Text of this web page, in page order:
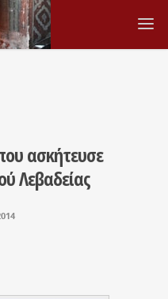
ασκήτευσε
Λεβαδείας